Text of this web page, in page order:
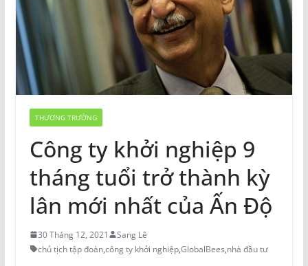
THƯƠNG TRƯỜNG
Công ty khởi nghiệp 9
tháng tuổi trở thành kỳ
lân mới nhất của Ấn Độ
30 Tháng 12, 2021
Sang Lê
chủ tịch tập đoàn,công ty khởi nghiệp,GlobalBees,nhà đầu tư